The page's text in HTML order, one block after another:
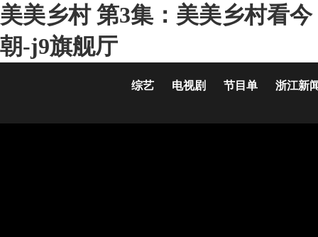
美美乡村 第3集：美美乡村看今
朝-j9旗舰厅
综艺 电视剧 节目单 浙江新